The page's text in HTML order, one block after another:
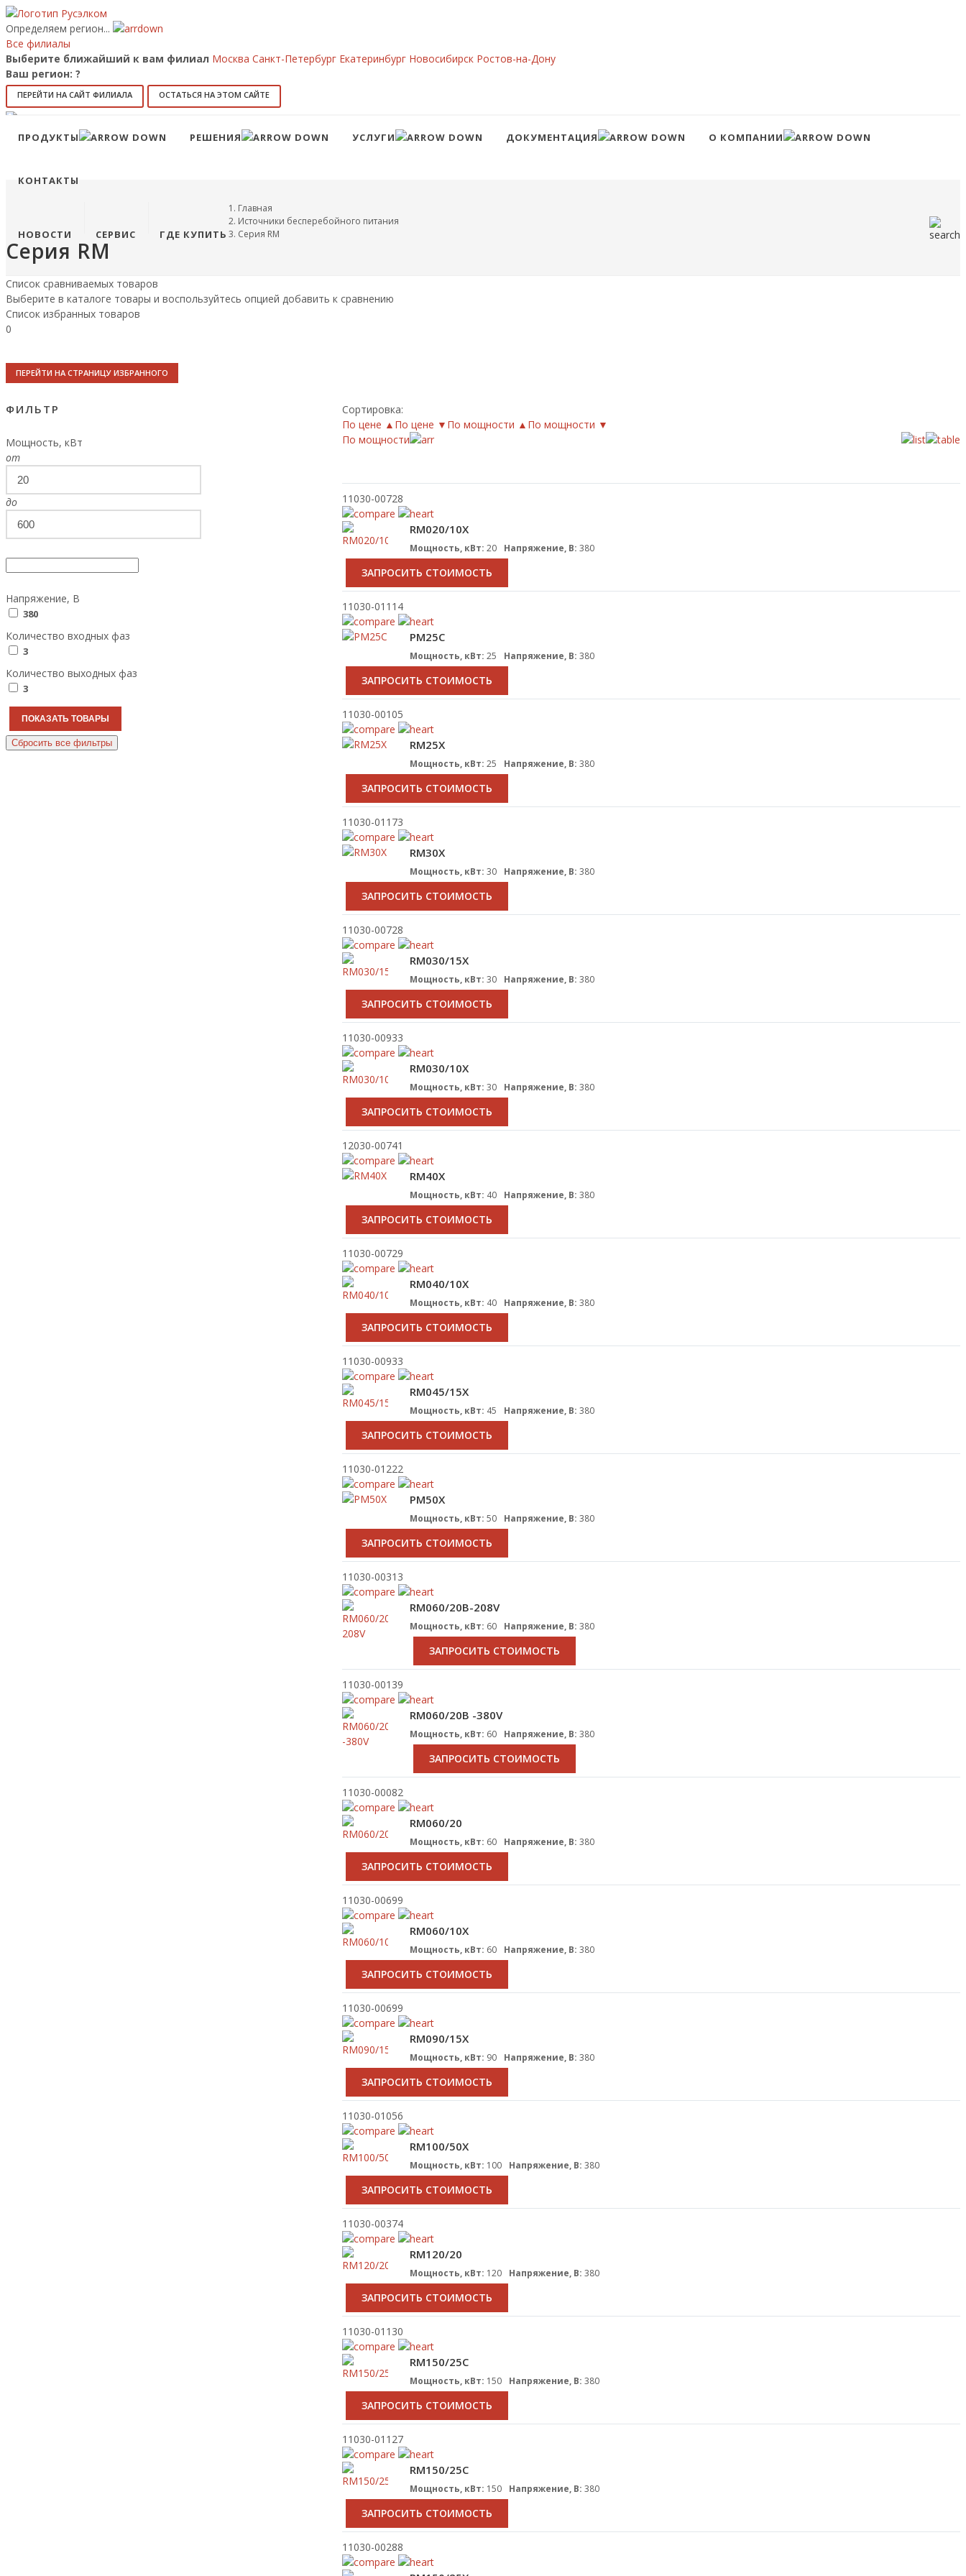
Определяем регион...
Все филиалы
Выберите ближайший к вам филиал Москва Санкт-Петербург Екатеринбург Новосибирск Ростов-на-Дону
Ваш регион: ?
ПЕРЕЙТИ НА САЙТ ФИЛИАЛА ОСТАТЬСЯ НА ЭТОМ САЙТЕ
8 (800) 707-15-56 info@ruselkom.ru
ПРОДУКТЫ РЕШЕНИЯ УСЛУГИ ДОКУМЕНТАЦИЯ О КОМПАНИИ
КОНТАКТЫ
НОВОСТИ СЕРВИС ГДЕ КУПИТЬ
Главная
Источники бесперебойного питания
Серия RM
Серия RM
Список сравниваемых товаров
Выберите в каталоге товары и воспользуйтесь опцией добавить к сравнению
Список избранных товаров
0
ПЕРЕЙТИ НА СТРАНИЦУ ИЗБРАННОГО
ФИЛЬТР
Мощность, кВт
от
до
Напряжение, В
380
Количество входных фаз
3
Количество выходных фаз
3
Сортировка:
По цене ▲ По цене ▼ По мощности ▲ По мощности ▼
По мощности
11030-00728
RM020/10X
Мощность, кВт: 20 Напряжение, В: 380
ЗАПРОСИТЬ СТОИМОСТЬ
11030-01114
PM25C
Мощность, кВт: 25 Напряжение, В: 380
ЗАПРОСИТЬ СТОИМОСТЬ
11030-00105
RM25X
Мощность, кВт: 25 Напряжение, В: 380
ЗАПРОСИТЬ СТОИМОСТЬ
11030-01173
RM30X
Мощность, кВт: 30 Напряжение, В: 380
ЗАПРОСИТЬ СТОИМОСТЬ
11030-00728
RM030/15X
Мощность, кВт: 30 Напряжение, В: 380
ЗАПРОСИТЬ СТОИМОСТЬ
11030-00933
RM030/10X
Мощность, кВт: 30 Напряжение, В: 380
ЗАПРОСИТЬ СТОИМОСТЬ
12030-00741
RM40X
Мощность, кВт: 40 Напряжение, В: 380
ЗАПРОСИТЬ СТОИМОСТЬ
11030-00729
RM040/10X
Мощность, кВт: 40 Напряжение, В: 380
ЗАПРОСИТЬ СТОИМОСТЬ
11030-00933
RM045/15X
Мощность, кВт: 45 Напряжение, В: 380
ЗАПРОСИТЬ СТОИМОСТЬ
11030-01222
PM50X
Мощность, кВт: 50 Напряжение, В: 380
ЗАПРОСИТЬ СТОИМОСТЬ
11030-00313
RM060/20B-208V
Мощность, кВт: 60 Напряжение, В: 380
ЗАПРОСИТЬ СТОИМОСТЬ
11030-00139
RM060/20B -380V
Мощность, кВт: 60 Напряжение, В: 380
ЗАПРОСИТЬ СТОИМОСТЬ
11030-00082
RM060/20
Мощность, кВт: 60 Напряжение, В: 380
ЗАПРОСИТЬ СТОИМОСТЬ
11030-00699
RM060/10X
Мощность, кВт: 60 Напряжение, В: 380
ЗАПРОСИТЬ СТОИМОСТЬ
11030-00699
RM090/15X
Мощность, кВт: 90 Напряжение, В: 380
ЗАПРОСИТЬ СТОИМОСТЬ
11030-01056
RM100/50X
Мощность, кВт: 100 Напряжение, В: 380
ЗАПРОСИТЬ СТОИМОСТЬ
11030-00374
RM120/20
Мощность, кВт: 120 Напряжение, В: 380
ЗАПРОСИТЬ СТОИМОСТЬ
11030-01130
RM150/25C
Мощность, кВт: 150 Напряжение, В: 380
ЗАПРОСИТЬ СТОИМОСТЬ
11030-01127
RM150/25C
Мощность, кВт: 150 Напряжение, В: 380
ЗАПРОСИТЬ СТОИМОСТЬ
11030-00288